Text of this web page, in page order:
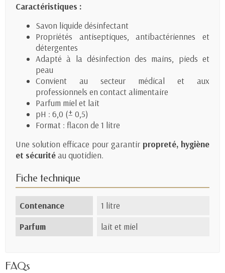
Caractéristiques :
Savon liquide désinfectant
Propriétés antiseptiques, antibactériennes et
détergentes
Adapté à la désinfection des mains, pieds et
peau
Convient au secteur médical et aux
professionnels en contact alimentaire
Parfum miel et lait
pH : 6,0 (± 0,5)
Format : flacon de 1 litre
Une solution efficace pour garantir propreté, hygiène
et sécuritéau quotidien.
Fiche technique
Contenance
1 litre
Parfum
lait et miel
FAQs